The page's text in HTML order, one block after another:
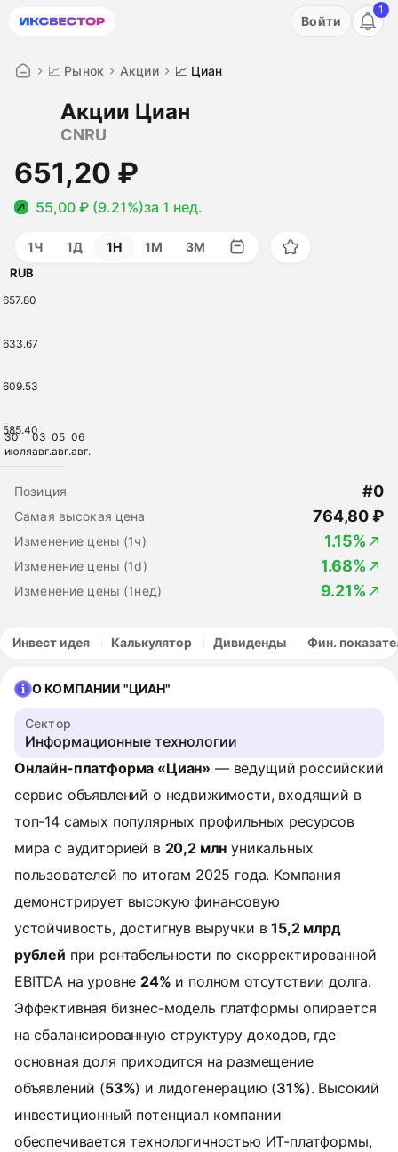
Акция: бесплатный пробный период на 3 дня!
Войти
1
📈 Рынок Акции 📈 Циан
Акции Циан
CNRU
651,20 ₽
55,00 ₽ (9.21%)за 1 нед.
1Ч 1Д 1Н 1М 3М
30
июля
03
авг.
05
авг.
06
авг.
RUB
657.80
633.67
609.53
585.40
Позиция #0
Самая высокая цена 764,80 ₽
Изменение цены (1ч) 1.15%
Изменение цены (1d) 1.68%
Изменение цены (1нед) 9.21%
Инвест идея Калькулятор Дивиденды Фин.
О КОМПАНИИ "ЦИАН"
Сектор
Информационные технологии
Онлайн-платформа «Циан» — ведущий российский
сервис объявлений о недвижимости, входящий в
топ-14 самых популярных профильных ресурсов
мира с аудиторией в 20,2 млн уникальных
пользователей по итогам 2025 года. Компания
демонстрирует высокую финансовую
устойчивость, достигнув выручки в15,2 млрд
рублей при рентабельности по скорректированной
EBITDA на уровне 24% и полном отсутствии долга.
Эффективная бизнес-модель платформы опирается
на сбалансированную структуру доходов, где
основная доля приходится на размещение
объявлений (53%) и лидогенерацию (31%). Высокий
инвестиционный потенциал компании
обеспечивается технологичностью ИТ-платформы,